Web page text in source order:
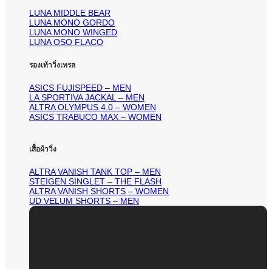
LUNA MIDDLE BEAR
LUNA MONO GORDO
LUNA MONO WINGED
LUNA OSO FLACO
รองเท้าวิ่งเทรล
ASICS FUJISPEED – MEN
LA SPORTIVA JACKAL – MEN
ALTRA OLYMPUS 4.0 – WOMEN
ASICS TRABUCO MAX – WOMEN
เสื้อผ้าวิ่ง
ALTRA VANISH TANK TOP – MEN
STEIGEN SINGLET – THE FLASH
ALTRA VANISH SHORTS – WOMEN
UD VELUM SHORTS – MEN